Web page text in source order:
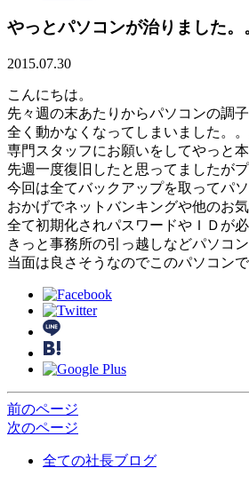
やっとパソコンが治りました。
2015.07.30
こんにちは。
先々週の末あたりからパソコンの調
全く動かなくなってしまいました。。
専門スタッフにお願いをしてやっと
先週一度復旧したと思ってましたが
今回は全てバックアップを取ってパ
おかげでネットバンキングや他のお
全て初期化されパスワードやＩＤが
きっと事務所の引っ越しなどパソコ
当面は良さそうなのでこのパソコンで
前のページ
次のページ
全ての社長ブログ